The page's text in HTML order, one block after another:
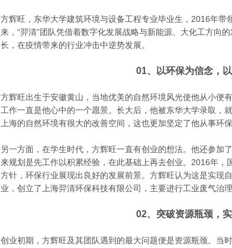
方辉旺，东华大学建筑环境与设备工程专业毕业生，2016年带
来，“羿清”团队凭借着数字化发展战略与新能源、大化工方向
长，在疫情带来的行业冲击中逆势发展。
01、 以环保为信念，
方辉旺出生于安徽黄山，当地优美的自然环境风光使他从小便
工作一直是他心中的一个愿景。长大后，他被东华大学录取，
上海的自然环境有很大的改善空间，这也更加坚定了他从事环保
另一方面，在学生时代，方辉旺一直有创业的想法。他还参加
来规划是先工作以积累经验，在此基础上再去创业。2016年
方针，环保行业展现出良好的发展前景。方辉旺认为这是实现
业，创立了上海羿清环保科技有限公司，主要进行工业废气治理
02、突破资源瓶颈，
创业初期，方辉旺及其团队遇到的最大问题便是资源瓶颈。当